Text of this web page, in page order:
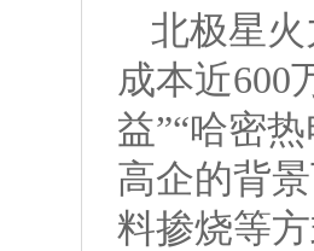
北极星
成本近600
益”“哈密
高企的背
料掺烧等